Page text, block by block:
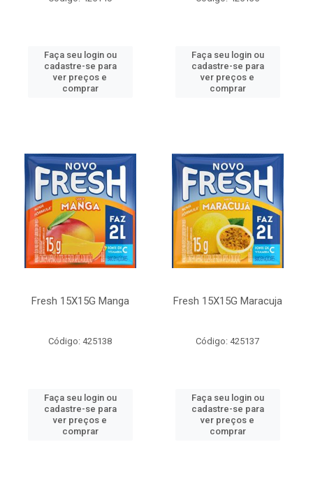
Faça seu login ou
cadastre-se para
ver preços e
comprar
Faça seu login ou
cadastre-se para
ver preços e
comprar
Fresh 15X15G Manga
Código: 425138
Faça seu login ou
cadastre-se para
ver preços e
comprar
Fresh 15X15G Maracuja
Código: 425137
Faça seu login ou
cadastre-se para
ver preços e
comprar